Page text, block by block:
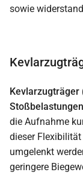
sowie
Kevlarzugträger
die Aufnahme
dieser
umgelenkt
geringere